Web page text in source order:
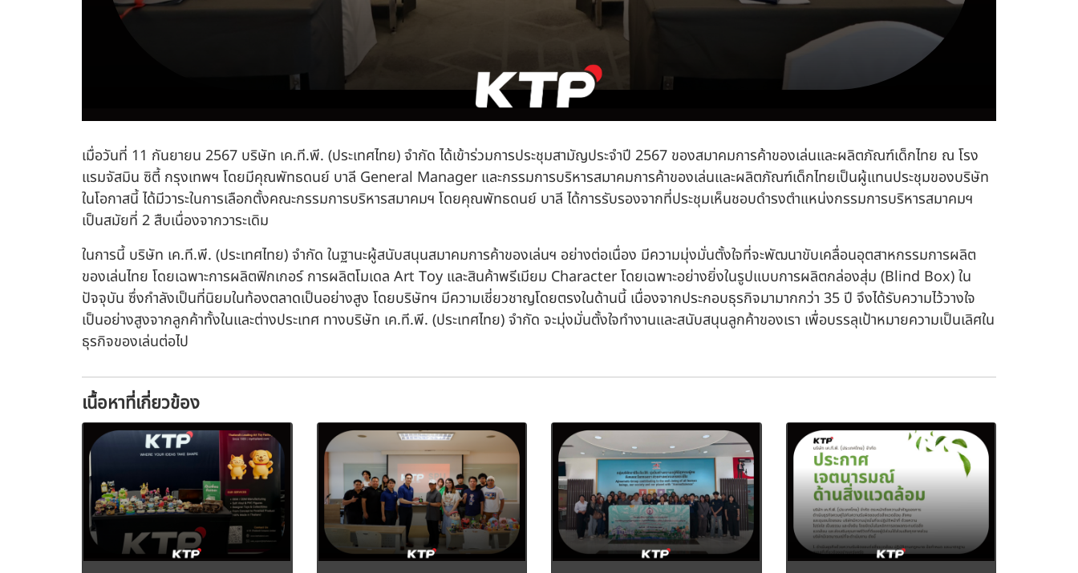
เมื่อวันที่ 11 กันยายน 2567 บริษัท เค.ที.พี. (ประเทศไทย) จำกัด ได้เข้าร่วมการประชุมสามัญประจำปี 2567 ของสมาคมการค้าของเล่นและผลิตภัณฑ์เด็กไทย ณ โรง
แรมจัสมิน ซิตี้ กรุงเทพฯ โดยมีคุณพัทธดนย์ บาลี General Manager และกรรมการบริหารสมาคมการค้าของเล่นและผลิตภัณฑ์เด็กไทยเป็นผู้แทนประชุมของบริษัท
ในโอกาสนี้ ได้มีวาระในการเลือกตั้งคณะกรรมการบริหารสมาคมฯ โดยคุณพัทธดนย์ บาลี ได้การรับรองจากที่ประชุมเห็นชอบดำรงตำแหน่งกรรมการบริหารสมาคมฯ
เป็นสมัยที่ 2 สืบเนื่องจากวาระเดิม
ในการนี้ บริษัท เค.ที.พี. (ประเทศไทย) จำกัด ในฐานะผู้สนับสนุนสมาคมการค้าของเล่นฯ อย่างต่อเนื่อง มีความมุ่งมั่นตั้งใจที่จะพัฒนาขับเคลื่อนอุตสาหกรรมการผลิต
ของเล่นไทย โดยเฉพาะการผลิตฟิกเกอร์ การผลิตโมเดล Art Toy และสินค้าพรีเมียม Character โดยเฉพาะอย่างยิ่งในรูปแบบการผลิตกล่องสุ่ม (Blind Box) ใน
ปัจจุบัน ซึ่งกำลังเป็นที่นิยมในท้องตลาดเป็นอย่างสูง โดยบริษัทฯ มีความเชี่ยวชาญโดยตรงในด้านนี้ เนื่องจากประกอบธุรกิจมามากกว่า 35 ปี จึงได้รับความไว้วางใจ
เป็นอย่างสูงจากลูกค้าทั้งในและต่างประเทศ ทางบริษัท เค.ที.พี. (ประเทศไทย) จำกัด จะมุ่งมั่นตั้งใจทำงานและสนับสนุนลูกค้าของเรา เพื่อบรรลุเป้าหมายความเป็นเลิศใน
ธุรกิจของเล่นต่อไป
เนื้อหาที่เกี่ยวข้อง